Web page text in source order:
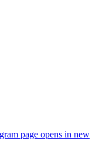
page opens in new